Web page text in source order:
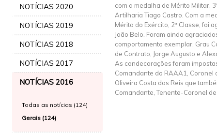
NOTÍCIAS 2020
NOTÍCIAS 2019
NOTÍCIAS 2018
NOTÍCIAS 2017
NOTÍCIAS 2016
Todas as notícias (124)
Gerais (124)
com a medalha de Mérito Militar,
Artilharia Tiago Castro. Com a
Mérito do Exército, 2ª Classe, foi
João Belo. Foram ainda
comportamento exemplar, Grau
de Contrato, Jorge Augusto e
As condecorações foram
Comandante do RAAA1, Coronel
Oliveira Costa dos Reis que
Comandante, Tenente-Coronel